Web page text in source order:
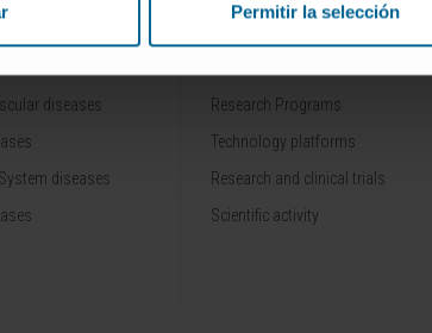
Permitir la selección
diseases
diseases
RESEARCH
Research Programs
Technology platforms
Research and clinical trials
Scientific activity